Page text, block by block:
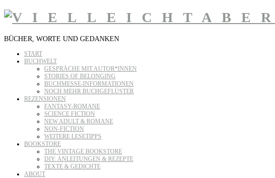
BÜCHER, WORTE UND GEDANKEN
START
BUCHWELT
GESPRÄCHE MIT AUTOR*INNEN
STORIES OF BELONGING
BUCHMESSE-INFORMATIONEN
NOCH MEHR BUCHGEFLÜSTER
REZENSIONEN
FANTASY-ROMANE
SCIENCE FICTION
NEW ADULT & ROMANE
NON-FICTION
WEITERE LESETIPPS
BOOKSTORE
THE VINTAGE BOOKSTORE
DIY: ANLEITUNGEN & REZEPTE
TEXTE & GEDICHTE
ABOUT